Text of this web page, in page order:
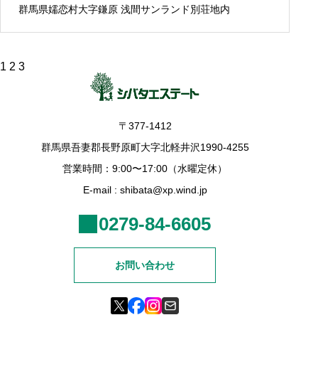
群馬県嬬恋村大字鎌原 浅間サンランド別荘地内
投
1 2 3
〒377-1412
群馬県吾妻郡長野原町大字北軽井沢1990-4255
営業時間：9:00〜17:00（水曜定休）
E-mail : shibata@xp.wind.jp
0279-84-6605
お問い合わせ